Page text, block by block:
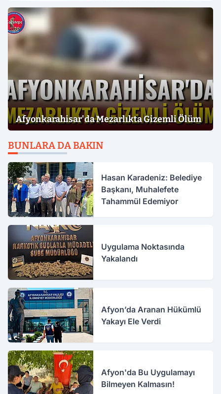
Afyonkarahisar'da Mezarlıkta Gizemli Ölüm
BUNLARA DA BAKIN
Hasan Karadeniz: Belediye
Başkanı, Muhalefete
Tahammül Edemiyor
Uygulama Noktasında
Yakalandı
Afyon’da Aranan Hükümlü
Yakayı Ele Verdi
Afyon'da Bu Uygulamayı
Bilmeyen Kalmasın!